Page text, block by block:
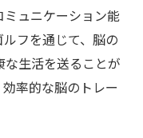
ュニケーション能
フを通じて、脳の
な生活を送ることが
率的な脳のトレー